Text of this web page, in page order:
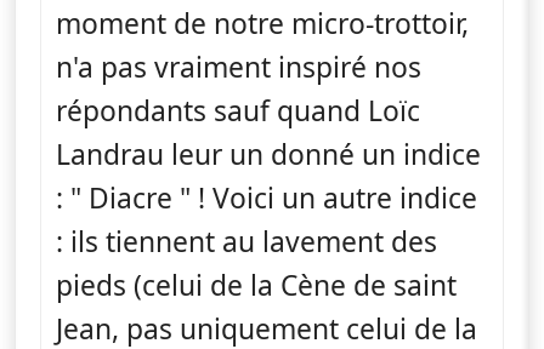
moment de notre micro-trottoir,
n'a pas vraiment inspiré nos
répondants sauf quand Loïc
Landrau leur un donné un indice
: " Diacre " ! Voici un autre indice
: ils tiennent au lavement des
pieds (celui de la Cène de saint
Jean, pas uniquement celui de la